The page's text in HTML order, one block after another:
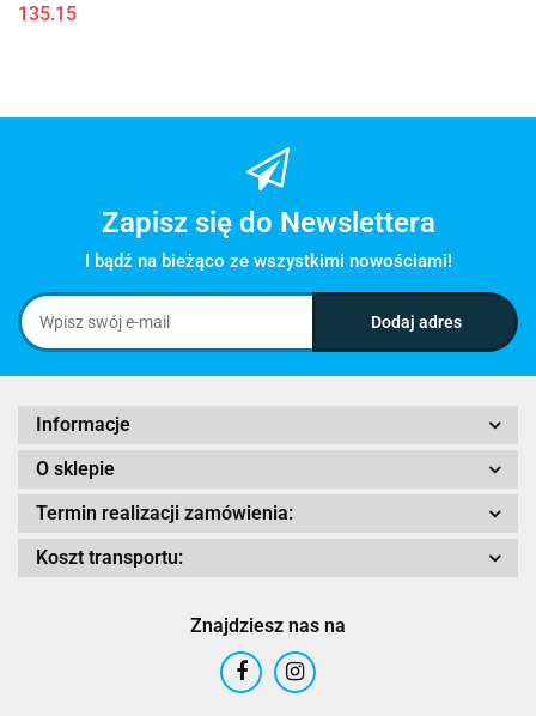
135.15
Zapisz się do Newslettera
I bądź na bieżąco ze wszystkimi nowościami!
Informacje
O sklepie
Termin realizacji zamówienia:
Koszt transportu:
Znajdziesz nas na